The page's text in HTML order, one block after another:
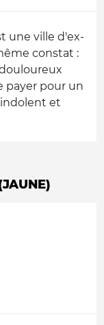
une ville d'ex-
constat :
payer pour un
et